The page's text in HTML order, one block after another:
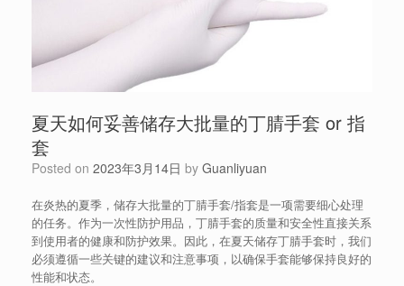
夏天如何妥善储存大批量的丁腈手套 or 指
套
Posted on 2023年3月14日 by Guanliyuan
在炎热的夏季，储存大批量的丁腈手套/指套是一项需要细心处理
的任务。作为一次性防护用品，丁腈手套的质量和安全性直接关系
到使用者的健康和防护效果。因此，在夏天储存丁腈手套时，我们
必须遵循一些关键的建议和注意事项，以确保手套能够保持良好的
性能和状态。